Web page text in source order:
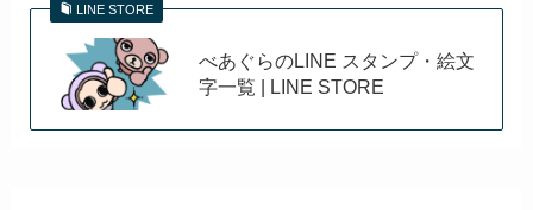
LINE STORE
べあぐらのLINE スタンプ・絵文
字一覧 | LINE STORE